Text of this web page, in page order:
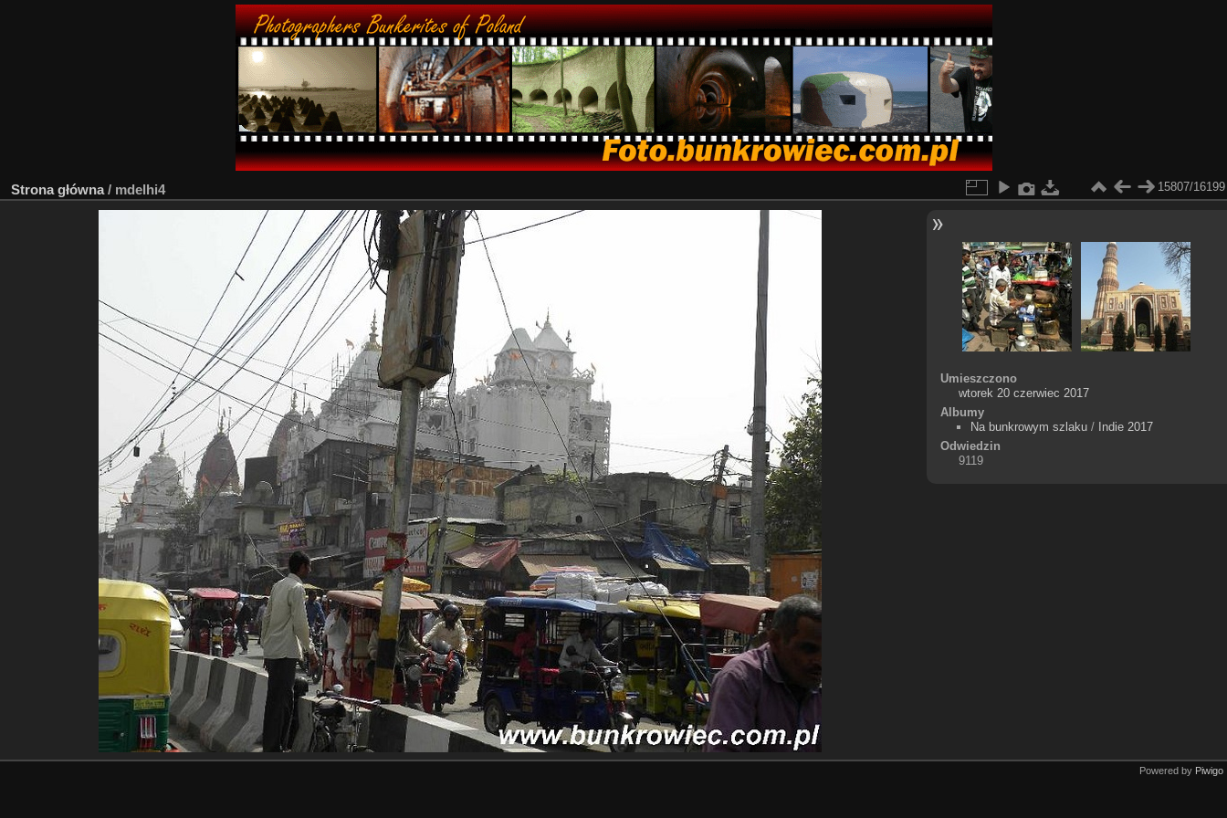
Strona główna/ mdelhi4 15807/16199
Umieszczono
wtorek 20 czerwiec 2017
Albumy
Na bunkrowym szlaku/ Indie 2017
Odwiedzin
9119
Powered by Piwigo